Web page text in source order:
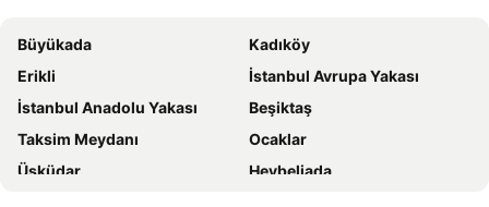
Sheraton Istanbul Ataköy Hotel
Holiday Inn Istanbul - Kadikoy By Ihg
Crowne Plaza Istanbul - Harbiye By Ihg
Wyndham Grand Istanbul Kalamis Marina Hotel
Çırağan Hotel Bosphorus
Elite World Grand Istanbul Basın Ekpsres Hotel
Elite World İstanbul Florya
Mövenpick Istanbul Golden Horn
The Gate Kadikoy Downtown
Ramada Plaza By Wyndham Istanbul City Center
Büyükada
Kadıköy
Erikli
İstanbul Avrupa Yakası
İstanbul Anadolu Yakası
Beşiktaş
Taksim Meydanı
Ocaklar
Üsküdar
Heybeliada